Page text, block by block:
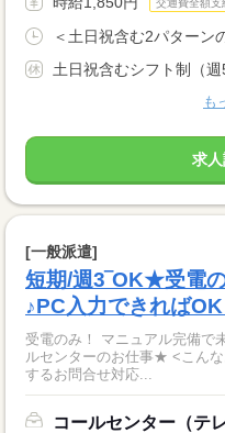
交通費全額支
＜土日祝含む2パターン
土日祝含むシフト制（週
も
求
[一般派遣]
短期/週3‾OK★受電
♪PC入力できればOK
受電のみ！ マニュアル完備で
ルセンターのお仕事★ <こんなお仕事があります◎> ・公共制度に関
するお問合せ対応...
コールセンター（テ